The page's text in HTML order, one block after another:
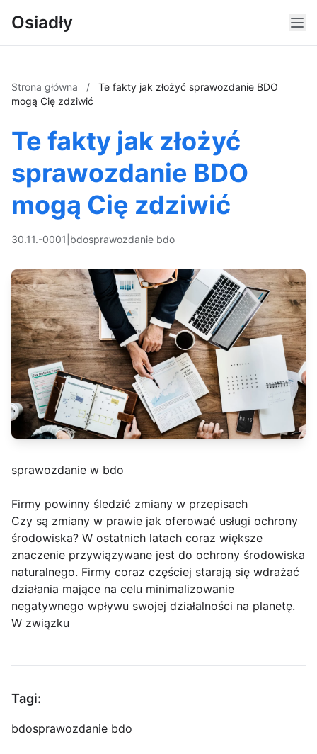
Osiadły
Strona główna /
Te fakty jak złożyć sprawozdanie BDO
mogą Cię zdziwić
Te fakty jak złożyć
sprawozdanie BDO
mogą Cię zdziwić
30.11.-0001 bdosprawozdanie bdo
sprawozdanie w bdo
Firmy powinny śledzić zmiany w przepisach
Czy są zmiany w prawie jak oferować usługi ochrony
środowiska? W ostatnich latach coraz większe
znaczenie przywiązywane jest do ochrony środowiska
naturalnego. Firmy coraz częściej starają się wdrażać
działania mające na celu minimalizowanie
negatywnego wpływu swojej działalności na planetę.
W związku
Tagi:
bdosprawozdanie bdo